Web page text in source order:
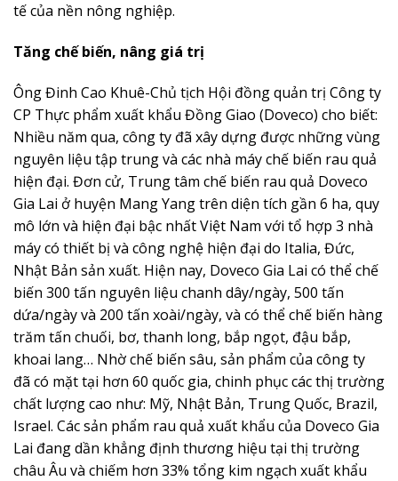
tế của nền nông nghiệp.
Tăng chế biến, nâng giá trị
Ông Đinh Cao Khuê-Chủ tịch Hội đồng quản trị Công ty
CP Thực phẩm xuất khẩu Đồng Giao (Doveco) cho biết:
Nhiều năm qua, công ty đã xây dựng được những vùng
nguyên liệu tập trung và các nhà máy chế biến rau quả
hiện đại. Đơn cử, Trung tâm chế biến rau quả Doveco
Gia Lai ở huyện Mang Yang trên diện tích gần 6 ha, quy
mô lớn và hiện đại bậc nhất Việt Nam với tổ hợp 3 nhà
máy có thiết bị và công nghệ hiện đại do Italia, Đức,
Nhật Bản sản xuất. Hiện nay, Doveco Gia Lai có thể chế
biến 300 tấn nguyên liệu chanh dây/ngày, 500 tấn
dứa/ngày và 200 tấn xoài/ngày, và có thể chế biến hàng
trăm tấn chuối, bơ, thanh long, bắp ngọt, đậu bắp,
khoai lang… Nhờ chế biến sâu, sản phẩm của công ty
đã có mặt tại hơn 60 quốc gia, chinh phục các thị trường
chất lượng cao như: Mỹ, Nhật Bản, Trung Quốc, Brazil,
Israel. Các sản phẩm rau quả xuất khẩu của Doveco Gia
Lai đang dần khẳng định thương hiệu tại thị trường
châu Âu và chiếm hơn 33% tổng kim ngạch xuất khẩu